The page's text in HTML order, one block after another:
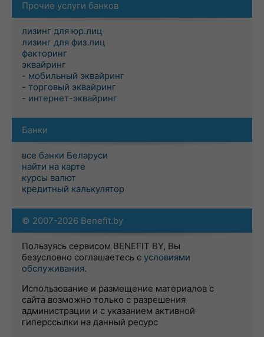
Прочие услуги банков
лизинг для юр.лиц
лизинг для физ.лиц
факторинг
эквайринг
- мобильный эквайринг
- торговый эквайринг
- интернет-эквайринг
Банки
все банки Беларуси
найти на карте
курсы валют
кредитный калькулятор
© 2007-2026 Benefit.by
Пользуясь сервисом BENEFIT BY, Вы
безусловно соглашаетесь с условиями
обслуживания.
Использование и размещение материалов с
сайта возможно только с разрешения
администрации и с указанием активной
гиперссылки на данный ресурс